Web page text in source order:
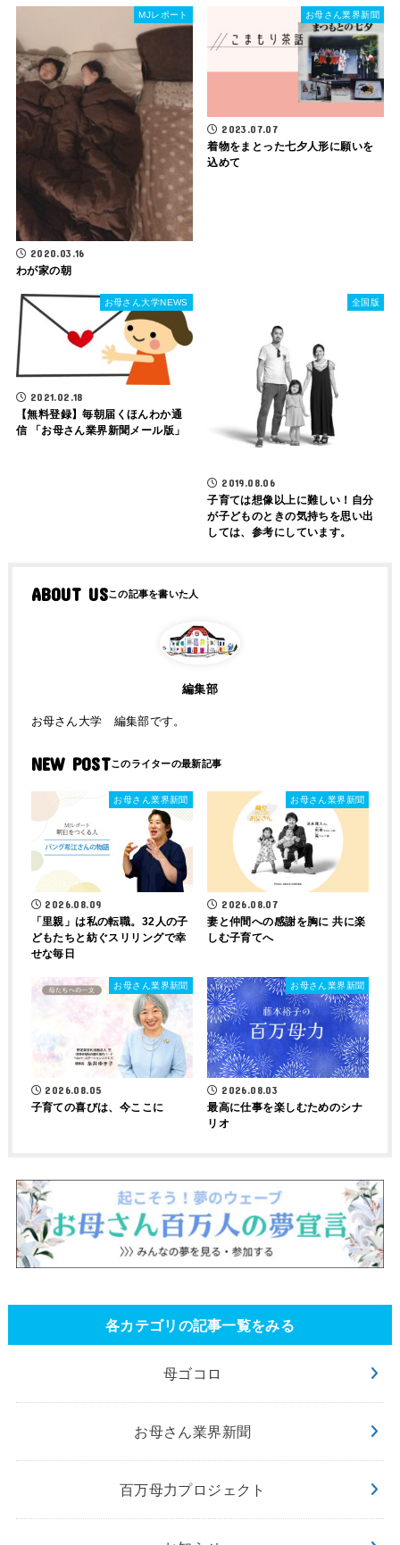
MJレポート
2020.03.16
わが家の朝
お母さん業界新聞
2023.07.07
着物をまとった七夕人形に願いを
込めて
お母さん大学NEWS
2021.02.18
【無料登録】毎朝届くほんわか通
信 「お母さん業界新聞メール版」
全国版
2019.08.06
子育ては想像以上に難しい！自分
が子どものときの気持ちを思い出
しては、参考にしています。
ABOUT US
編集部
お母さん大学 編集部です。
NEW POST
お母さん業界新聞
2026.08.09
「里親」は私の転職。32人の子
どもたちと紡ぐスリリングで幸
せな毎日
お母さん業界新聞
2026.08.07
妻と仲間への感謝を胸に 共に楽
しむ子育てへ
お母さん業界新聞
2026.08.05
子育ての喜びは、今ここに
お母さん業界新聞
2026.08.03
最高に仕事を楽しむためのシナ
リオ
各カテゴリの記事一覧をみる
母ゴコロ
お母さん業界新聞
百万母力プロジェクト